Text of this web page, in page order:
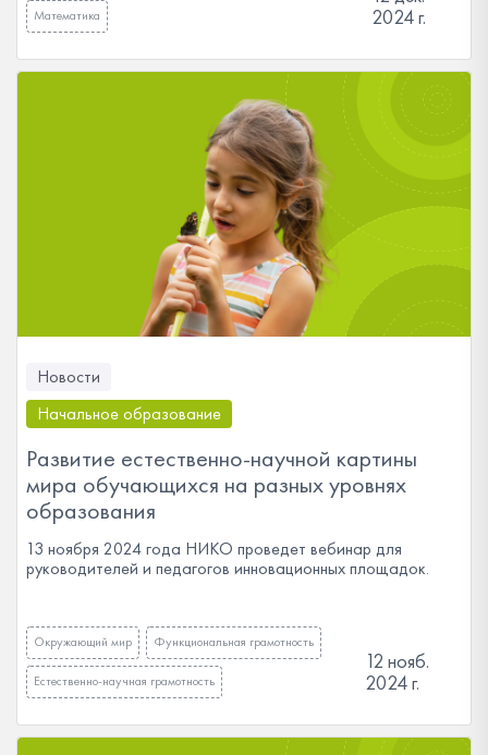
Математика
2024 г.
Новости
Начальное образование
Развитие естественно-научной картины
мира обучающихся на разных уровнях
образования
13 ноября 2024 года НИКО проведет вебинар для
руководителей и педагогов инновационных площадок.
Окружающий мир Функциональная грамотность
Естественно-научная грамотность
12 нояб.
2024 г.